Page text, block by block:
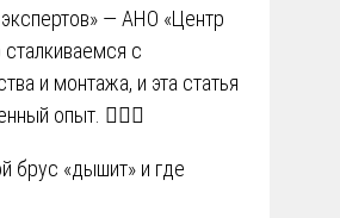
— АНО «Центр
с
и монтажа, и эта статья
опыт. 🕵️‍♂️🔬
брус «дышит» и где